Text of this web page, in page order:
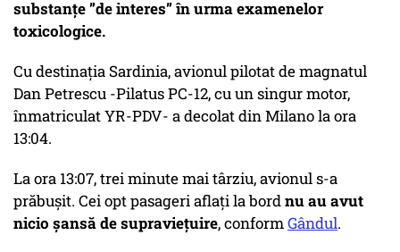
substanțe ”de interes” în urma examenelor
toxicologice.
Cu destinația Sardinia, avionul pilotat de magnatul
Dan Petrescu -Pilatus PC-12, cu un singur motor,
înmatriculat YR-PDV- a decolat din Milano la ora
13:04.
La ora 13:07, trei minute mai târziu, avionul s-a
prăbușit. Cei opt pasageri aflați la bordnu au avut
nicio șansă de supraviețuire, conformGândul.